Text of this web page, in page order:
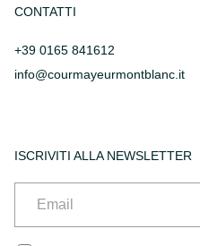
CONTATTI
+39 0165 841612
info@courmayeurmontblanc.it
ISCRIVITI ALLA NEWSLETTER